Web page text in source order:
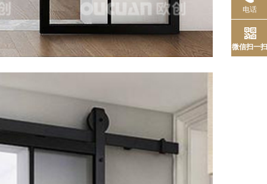
电话
微信扫一扫